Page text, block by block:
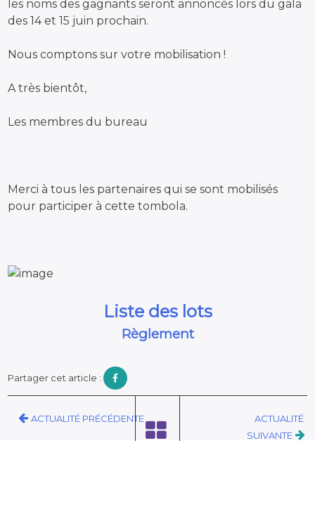
les noms des gagnants seront annoncés lors du gala
des 14 et 15 juin prochain.
Nous comptons sur votre mobilisation !
A très bientôt,
Les membres du bureau
Merci à tous les partenaires qui se sont mobilisés
pour participer à cette tombola.
Liste des lots
Règlement
Partager cet article :
ACTUALITÉ PRÉCÉDENTE
ACTUALITÉ
SUIVANTE